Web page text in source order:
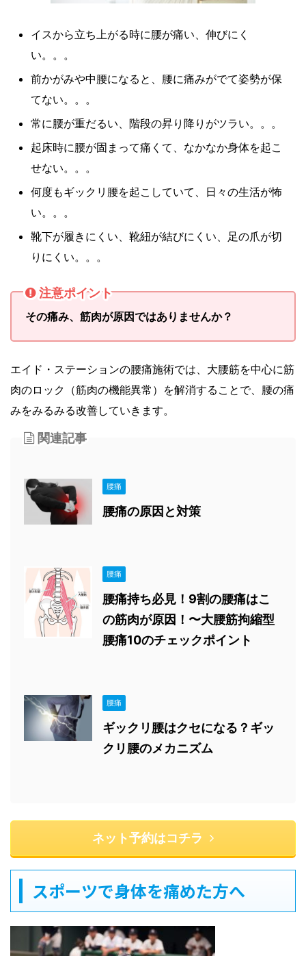
イスから立ち上がる時に腰が痛い、伸びにく
い。。。
前かがみや中腰になると、腰に痛みがでて姿勢が保
てない。。。
常に腰が重だるい、階段の昇り降りがツラい。。。
起床時に腰が固まって痛くて、なかなか身体を起こ
せない。。。
何度もギックリ腰を起こしていて、日々の生活が怖
い。。。
靴下が履きにくい、靴紐が結びにくい、足の爪が切
りにくい。。。
注意ポイント
その痛み、筋肉が原因ではありませんか？
エイド・ステーションの腰痛施術では、大腰筋を中心に筋
肉のロック（筋肉の機能異常）を解消することで、腰の痛
みをみるみる改善していきます。
関連記事
腰痛
腰痛の原因と対策
腰痛
腰痛持ち必見！9割の腰痛はこ
の筋肉が原因！〜大腰筋拘縮型
腰痛10のチェックポイント
腰痛
ギックリ腰はクセになる？ギッ
クリ腰のメカニズム
ネット予約はコチラ
スポーツで身体を痛めた方へ